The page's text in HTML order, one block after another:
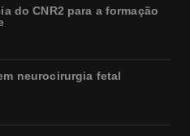
do CNR2 para a formação
neurocirurgia fetal